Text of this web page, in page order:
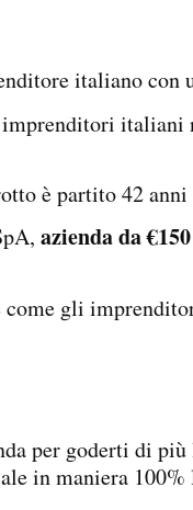
italiano
italiani
è partito 42
azienda da
gli
per goderti di
in maniera 100%